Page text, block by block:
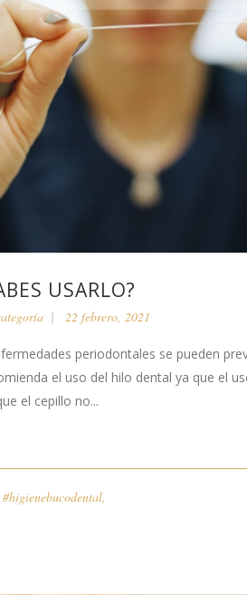
USARLO?
22 febrero, 2021
periodontales se pueden
el uso del hilo dental ya que el
el cepillo no...
#higienebucodental,